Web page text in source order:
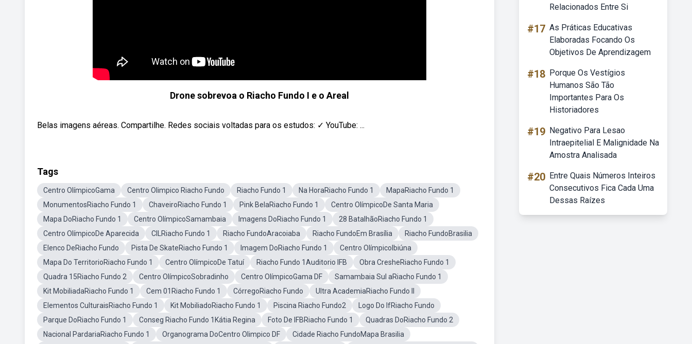
Drone sobrevoa o Riacho Fundo I e o Areal
Belas imagens aéreas. Compartilhe. Redes sociais voltadas para os estudos: ✓ YouTube: ...
Tags
Centro OlímpicoGama Centro Olimpico Riacho Fundo Riacho Fundo 1 Na HoraRiacho Fundo 1
MapaRiacho Fundo 1
MonumentosRiacho Fundo 1
ChaveiroRiacho Fundo 1 Pink BelaRiacho Fundo 1
Centro OlímpicoDe Santa Maria
Mapa DoRiacho Fundo 1
Centro OlímpicoSamambaia Imagens DoRiacho Fundo 1
28 BatalhãoRiacho Fundo 1
Centro OlímpicoDe Aparecida
CILRiacho Fundo 1 Riacho FundoAracoiaba Riacho FundoEm Brasília
Riacho FundoBrasilia
Elenco DeRiacho Fundo
Pista De SkateRiacho Fundo 1 Imagem DoRiacho Fundo 1
Centro OlímpicoIbiúna
Mapa Do TerritorioRiacho Fundo 1
Centro OlímpicoDe Tatuí Riacho Fundo 1Auditorio IFB
Obra CresheRiacho Fundo 1
Quadra 15Riacho Fundo 2
Centro OlímpicoSobradinho Centro OlímpicoGama DF
Samambaia Sul aRiacho Fundo 1
Kit MobiliadaRiacho Fundo 1
Cem 01Riacho Fundo 1 CórregoRiacho Fundo
Ultra AcademiaRiacho Fundo II
Elementos CulturaisRiacho Fundo 1
Kit MobiliadoRiacho Fundo 1 Piscina Riacho Fundo2
Logo Do IfRiacho Fundo
Parque DoRiacho Fundo 1
Conseg Riacho Fundo 1Kátia Regina Foto De IFBRiacho Fundo 1
Quadras DoRiacho Fundo 2
Nacional PardariaRiacho Fundo 1
Organograma DoCentro Olimpico DF
Cidade Riacho FundoMapa Brasilia
Relacionados Entre Si
#17 As Práticas Educativas
Elaboradas Focando Os
Objetivos De Aprendizagem
#18 Porque Os Vestígios
Humanos São Tão
Importantes Para Os
Historiadores
#19 Negativo Para Lesao
Intraepitelial E Malignidade Na
Amostra Analisada
#20 Entre Quais Números Inteiros
Consecutivos Fica Cada Uma
Dessas Raízes